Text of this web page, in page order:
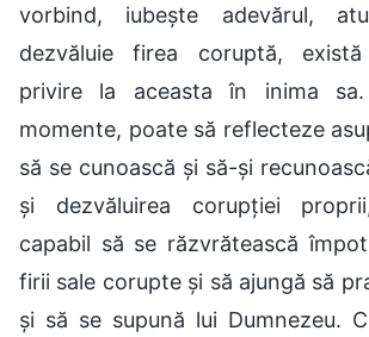
vorbind, iubește adevărul,
dezvăluie firea coruptă,
privire la aceasta în inima
momente, poate să reflecteze
să se cunoască și să-și
și dezvăluirea corupției
capabil să se răzvrătească
firii sale corupte și să ajungă să
și să se supună lui Dumnezeu.